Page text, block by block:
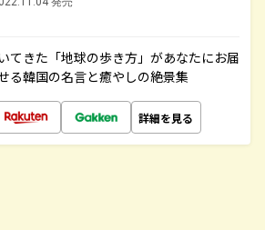
てきた「地球の歩き方」があなたにお届
る韓国の名言と癒やしの絶景集
詳細を見る